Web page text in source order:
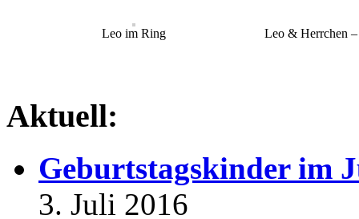
Leo im Ring Leo & Herrchen
Aktuell:
Geburtstagskinder im
3. Juli 2016